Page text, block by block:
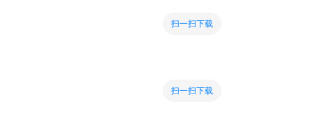
扫一扫下载
扫一扫下载